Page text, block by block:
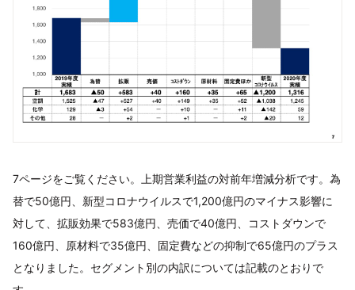
7ページをご覧ください。上期営業利益の対前年増減分析です。為
替で50億円、新型コロナウイルスで1,200億円のマイナス影響に
対して、拡販効果で583億円、売価で40億円、コストダウンで
160億円、原材料で35億円、固定費などの抑制で65億円のプラス
となりました。セグメント別の内訳については記載のとおりで